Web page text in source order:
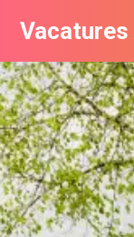
Vacatures per
De populairste
Nieuwsbrief feed